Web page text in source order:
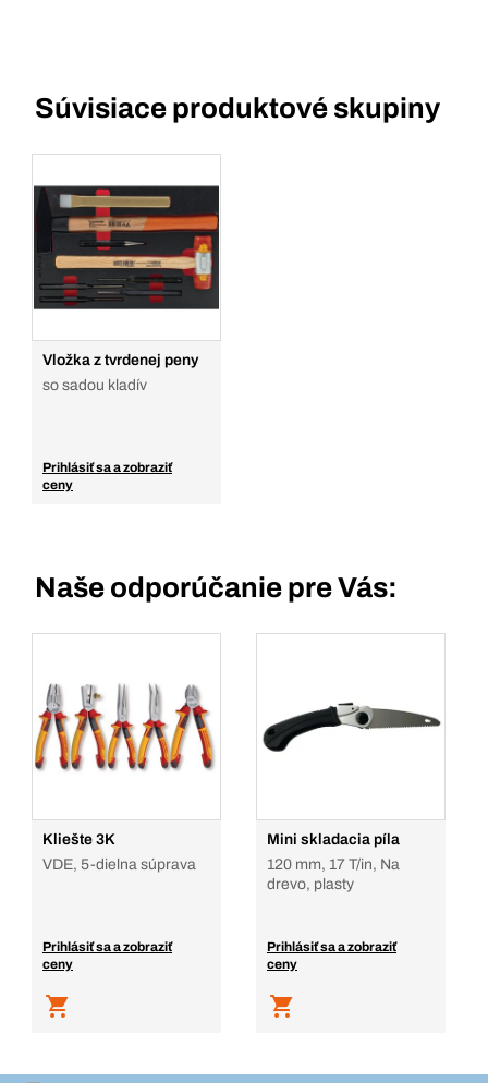
Súvisiace produktové skupiny
Vložka z tvrdenej peny
so sadou kladív
Prihlásiť sa a zobraziť
ceny
Naše odporúčanie pre Vás:
Kliešte 3K
VDE, 5-dielna súprava
Prihlásiť sa a zobraziť
ceny
Mini skladacia píla
120 mm, 17 T/in, Na
drevo, plasty
Prihlásiť sa a zobraziť
ceny